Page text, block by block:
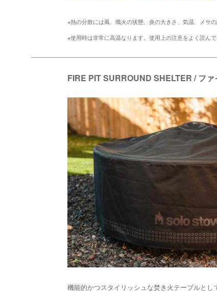
※熱の分散には風、熾火の状態、炎の大きさ、気温、メサ
※使用時は非常に高温なります。使用上の注意をよく読んで
FIRE PIT SURROUND SHELTER / フ
機能的かつスタイリッシュな焚き火テーブルと